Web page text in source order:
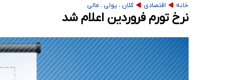
خانه اقتصادی کلان ، پولی ، مالی
نرخ تورم فروردین اعلام شد